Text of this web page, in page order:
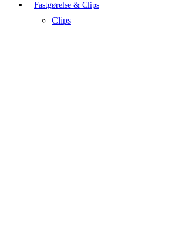
Fastgørelse & Clips
Clips